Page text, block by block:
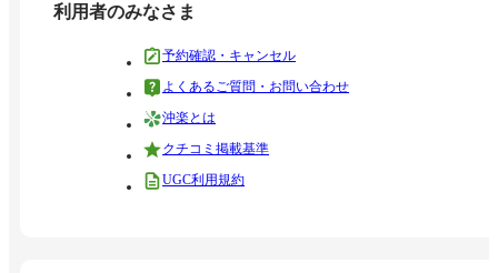
利用者のみなさま
予約確認・キャンセル
よくあるご質問・お問い合わせ
沖楽とは
クチコミ掲載基準
UGC利用規約